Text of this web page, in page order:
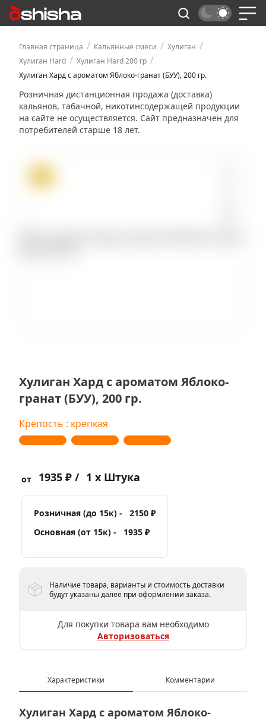
Главная страница / Кальянные смеси / Хулиган /
Хулиган Hard / Хулиган Hard 200 гр /
Хулиган Хард с ароматом Яблоко-гранат (БУУ), 200 гр.
Розничная дистанционная продажа (доставка)
кальянов, табачной, никотинсодержащей продукции
на сайте не осуществляется. Сайт предназначен для
потребителей старше 18 лет.
Хулиган Хард с ароматом Яблоко-
гранат (БУУ), 200 гр.
Крепость : крепкая
от 1935 ₽ / 1 x Штука
Розничная (до 15к) -
2150 ₽
Основная (от 15к) -
1935 ₽
Наличие товара, варианты и стоимость доставки
будут указаны далее при оформлении заказа.
Для покупки товара вам необходимо
Авторизоваться
Характеристики Комментарии
Хулиган Хард с ароматом Яблоко-